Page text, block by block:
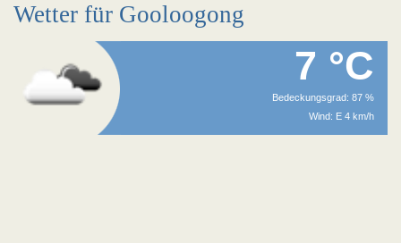
Wetter für Gooloogong
7 °C
Bedeckungsgrad: 87 %
Wind: E 4 km/h